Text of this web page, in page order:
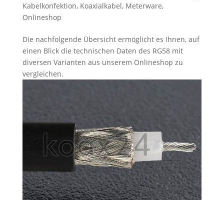
Kabelkonfektion, Koaxialkabel, Meterware,
Onlineshop
Die nachfolgende Übersicht ermöglicht es Ihnen, auf
einen Blick die technischen Daten des RG58 mit
diversen Varianten aus unserem Onlineshop zu
vergleichen.